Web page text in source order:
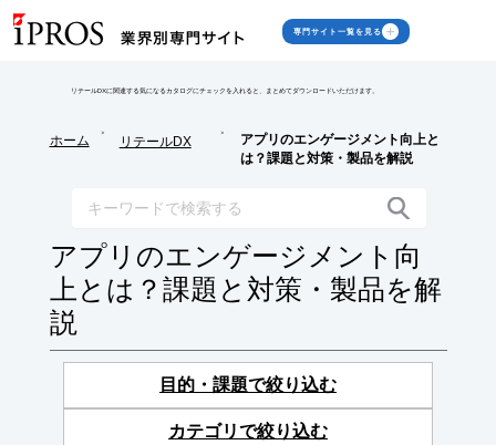
専門サイト一覧を見る
リテールDXに関連する気になるカタログにチェックを入れると、まとめてダウンロードいただけます。
ホーム
>
リテールDX
>
アプリのエンゲージメント向上と
は？課題と対策・製品を解説
アプリのエンゲージメント向
上とは？課題と対策・製品を解
説
目的・課題で絞り込む
カテゴリで絞り込む